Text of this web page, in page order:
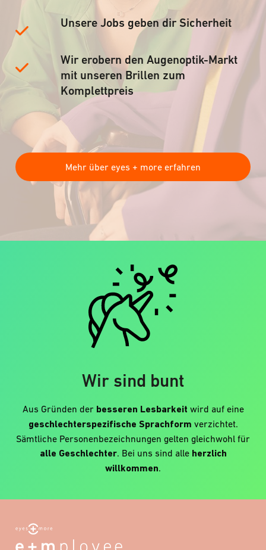
Unsere Jobs geben dir Sicherheit
Wir erobern den Augenoptik-Markt
mit unseren Brillen zum
Komplettpreis
Mehr über eyes + more erfahren
Wir sind bunt
Aus Gründen der besseren Lesbarkeit wird auf eine
geschlechterspezifische Sprachform verzichtet.
Sämtliche Personenbezeichnungen gelten gleichwohl für
alle Geschlechter. Bei uns sind alle herzlich
willkommen.